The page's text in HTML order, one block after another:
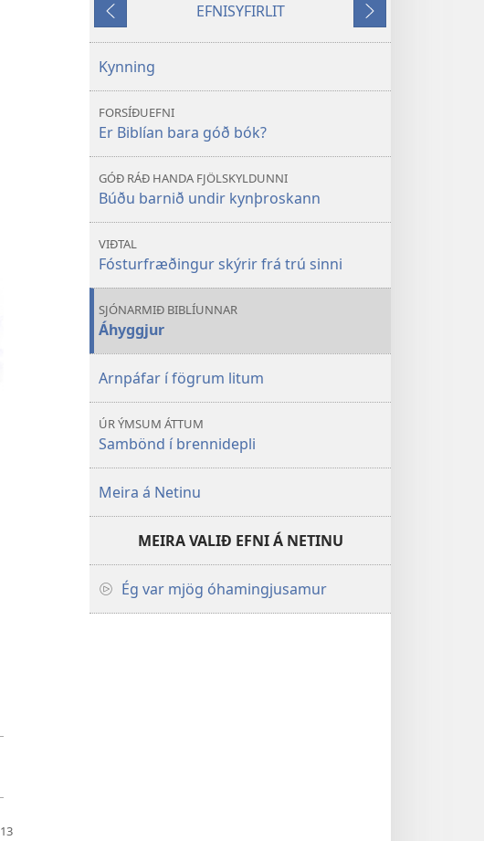
rit
góð
bók?
Til
baka
EFNISYFIRLIT
Áfram
Kynning
FORSÍÐUEFNI
Er Biblían bara góð bók?
GÓÐ RÁÐ HANDA FJÖLSKYLDUNNI
Búðu barnið undir kynþroskann
VIÐTAL
Fósturfræðingur skýrir frá trú sinni
SJÓNARMIÐ BIBLÍUNNAR
Áhyggjur
Arnpáfar í fögrum litum
ÚR ÝMSUM ÁTTUM
Sambönd í brennidepli
Meira á Netinu
MEIRA VALIÐ EFNI Á NETINU
Ég var mjög óhamingjusamur